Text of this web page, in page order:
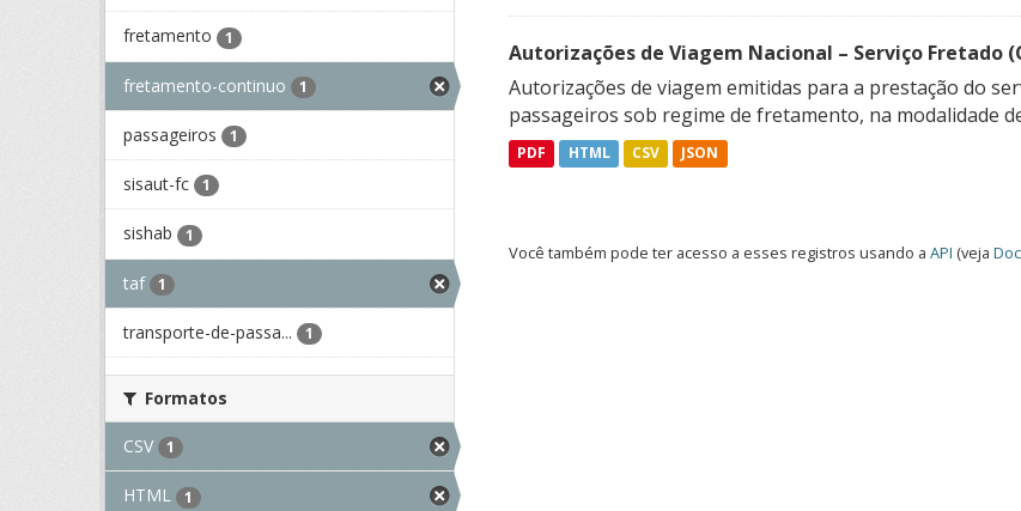
fretamento 1
fretamento-continuo 1
passageiros 1
sisaut-fc 1
sishab 1
taf 1
transporte-de-passa... 1
Formatos
CSV 1
HTML 1
Autorizações de Viagem Nacional – Serviço Fretado
Autorizações de viagem emitidas para a prestação do
passageiros sob regime de fretamento, na modalidade
PDF HTML CSV JSON
Você também pode ter acesso a esses registros usando a API (veja